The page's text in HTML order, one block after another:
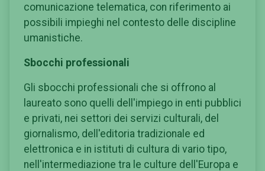
comunicazione telematica, con riferimento ai
possibili impieghi nel contesto delle discipline
umanistiche.
Sbocchi professionali
Gli sbocchi professionali che si offrono al
laureato sono quelli dell'impiego in enti pubblici
e privati, nei settori dei servizi culturali, del
giornalismo, dell'editoria tradizionale ed
elettronica e in istituti di cultura di vario tipo,
nell'intermediazione tra le culture dell'Europa e